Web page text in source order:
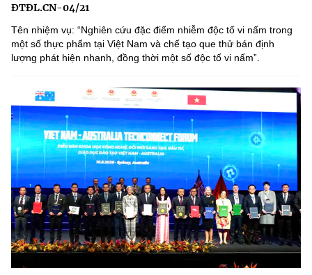
ĐTĐL.CN-04/21
Tên nhiệm vụ: “Nghiên cứu đặc điểm nhiễm độc tố vi nấm trong
một số thực phẩm tại Việt Nam và chế tạo que thử bán định
lượng phát hiện nhanh, đồng thời một số độc tố vi nấmˮ.